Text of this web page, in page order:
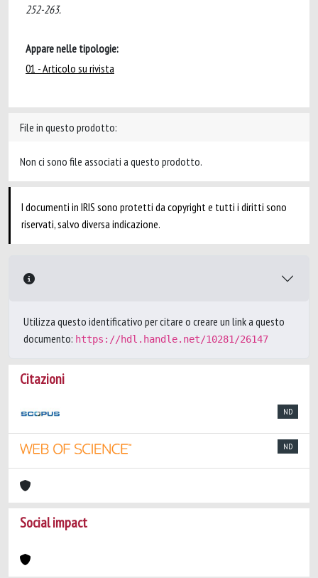
252-263.
Appare nelle tipologie:
01 - Articolo su rivista
File in questo prodotto:
Non ci sono file associati a questo prodotto.
I documenti in IRIS sono protetti da copyright e tutti i diritti sono
riservati, salvo diversa indicazione.
Utilizza questo identificativo per citare o creare un link a questo
documento: https://hdl.handle.net/10281/26147
Citazioni
ND
ND
Social impact